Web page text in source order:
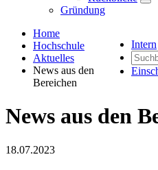
Gründung
Intern
Home
Hochschule
Aktuelles
News aus den
Bereichen
News aus den
18.07.2023